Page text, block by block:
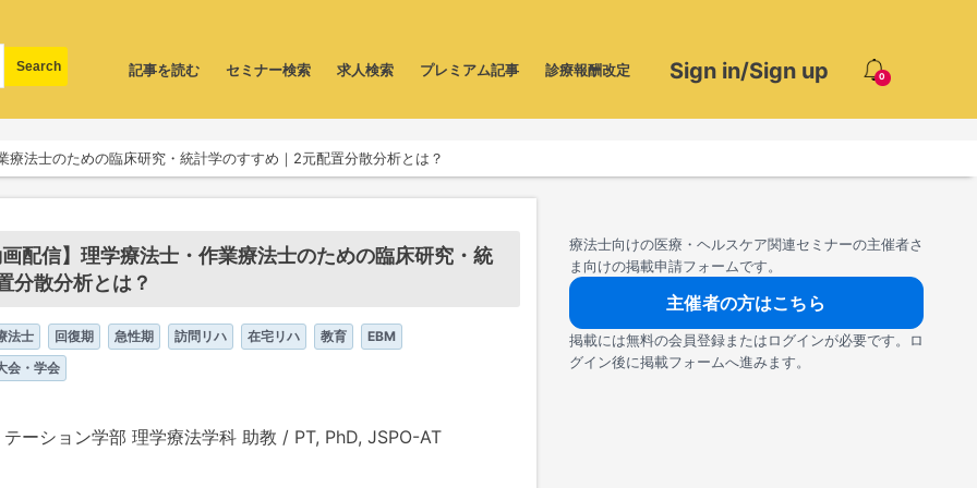
0
Sign in/Sign up
記事を読む セミナー検索 求人検索 プレミアム記事 診療報酬改定
療法士のための臨床研究・統計学のすすめ｜2元配置分散分析とは？
配信】理学療法士・作業療法士のための臨床研究・統
分散分析とは？
法士 回復期 急性期 訪問リハ 在宅リハ 教育
EBM
会・学会
ーション学部 理学療法学科 助教 / PT, PhD, JSPO-AT
療法士向けの医療・ヘルスケア関連セミナーの主催者さ
ま向けの掲載申請フォームです。
主催者の方はこちら
掲載には無料の会員登録またはログインが必要です。ロ
グイン後に掲載フォームへ進みます。